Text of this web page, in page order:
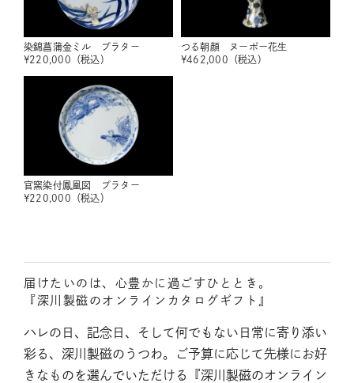
染錦菖蒲金ミル プラター
¥220,000 （税込）
つる朝顔 ヌーボー花生
¥462,000 （税込）
官窯染付鳳凰図 プラター
¥220,000 （税込）
届けたいのは、心豊かに過ごすひととき。
『深川製磁のオンラインカタログギフト』
ハレの日、記念日、そして何でもない日常に寄り添い
彩る、深川製磁のうつわ。ご予算に応じて先様にお好
きなものを選んでいただける『深川製磁のオンライン